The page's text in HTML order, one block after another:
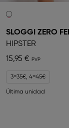
SLOGGI ZERO
HIPSTER
15,95 €
3=35€, 4=45€
Última unidad